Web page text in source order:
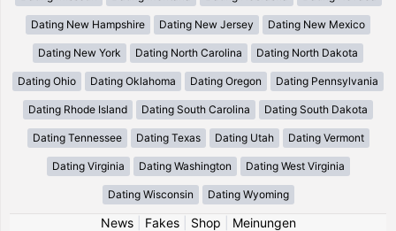
Dating New Hampshire Dating New Jersey Dating New Mexico
Dating New York Dating North Carolina Dating North Dakota
Dating Ohio Dating Oklahoma Dating Oregon Dating Pennsylvania
Dating Rhode Island Dating South Carolina Dating South Dakota
Dating Tennessee Dating Texas Dating Utah Dating Vermont
Dating Virginia Dating Washington Dating West Virginia
Dating Wisconsin Dating Wyoming
News| Fakes| Shop
Meinungen